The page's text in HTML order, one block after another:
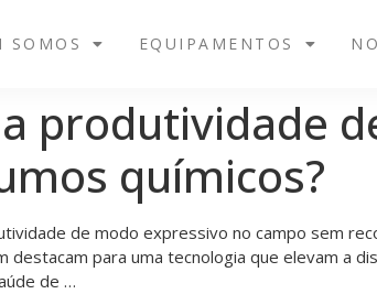
SOMOS EQUIPAMENTOS
produtividade
químicos?
de modo expressivo no campo sem
destacam para uma tecnologia que elevam a
de …